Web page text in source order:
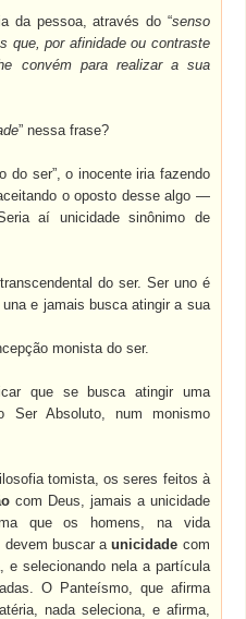
da pessoa, através do “senso
que, por afinidade ou contraste
convém para realizar a sua
” nessa frase?
do ser”, o inocente iria fazendo
o oposto desse algo —
aí unicidade sinônimo de
do ser. Ser uno é
e jamais busca atingir a sua
monista do ser.
que se busca atingir uma
Ser Absoluto, num monismo
tomista, os seres feitos à
com Deus, jamais a unicidade
que os homens, na vida
devem buscar aunicidade com
e selecionando nela a partícula
O Panteísmo, que afirma
nada seleciona, e afirma,